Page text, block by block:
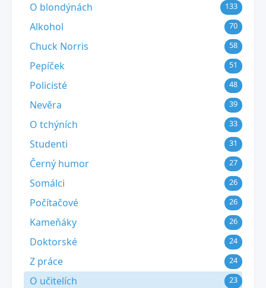
O blondýnách 133
Alkohol 70
Chuck Norris 58
Pepíček 51
Policisté 48
Nevěra 39
O tchýních 33
Studenti 31
Černý humor 27
Somálci 26
Počítačové 26
Kameňáky 26
Doktorské 24
Z práce 24
O učitelích 23